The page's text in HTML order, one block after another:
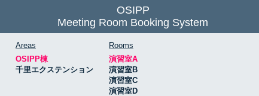
OSIPP
Meeting Room Booking System
Areas
OSIPP棟
千里エクステンション
Rooms
演習室A
演習室B
演習室C
演習室D